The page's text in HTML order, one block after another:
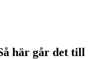
här går det till